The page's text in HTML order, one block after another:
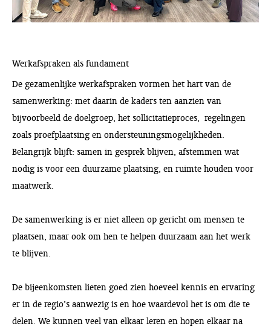
Werkafspraken als fundament
De gezamenlijke werkafspraken vormen het hart van de
samenwerking: met daarin de kaders ten aanzien van
bijvoorbeeld de doelgroep, het sollicitatieproces, regelingen
zoals proefplaatsing en ondersteuningsmogelijkheden.
Belangrijk blijft: samen in gesprek blijven, afstemmen wat
nodig is voor een duurzame plaatsing, en ruimte houden voor
maatwerk.
De samenwerking is er niet alleen op gericht om mensen te
plaatsen, maar ook om hen te helpen duurzaam aan het werk
te blijven.
De bijeenkomsten lieten goed zien hoeveel kennis en ervaring
er in de regio’s aanwezig is en hoe waardevol het is om die te
delen. We kunnen veel van elkaar leren en hopen elkaar na